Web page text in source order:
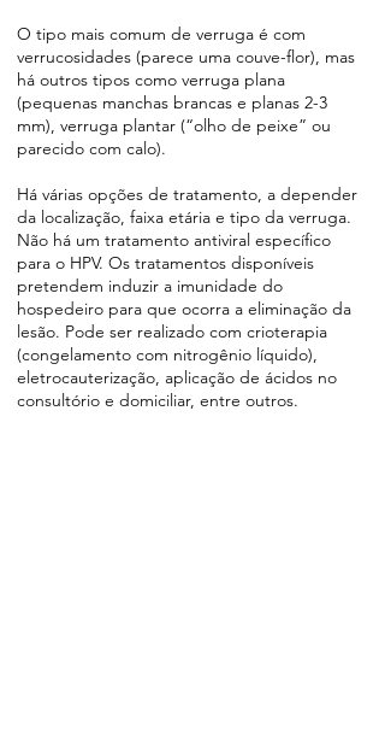
O tipo mais comum de verruga é com
verrucosidades (parece uma couve-flor), mas
há outros tipos como verruga plana
(pequenas manchas brancas e planas 2-3
mm), verruga plantar (“olho de peixe” ou
parecido com calo).
Há várias opções de tratamento, a depender
da localização, faixa etária e tipo da verruga.
Não há um tratamento antiviral específico
para o HPV. Os tratamentos disponíveis
pretendem induzir a imunidade do
hospedeiro para que ocorra a eliminação da
lesão. Pode ser realizado com crioterapia
(congelamento com nitrogênio líquido),
eletrocauterização, aplicação de ácidos no
consultório e domiciliar, entre outros.